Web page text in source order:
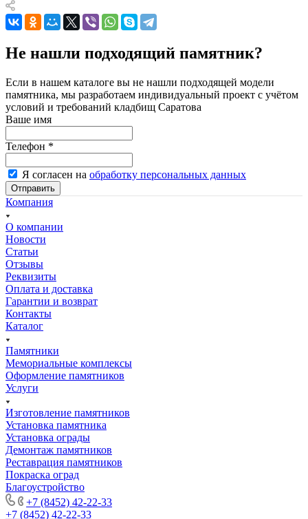
Не нашли подходящий памятник?
Если в нашем каталоге вы не нашли подходящей модели
памятника, мы разработаем индивидуальный проект с учётом
условий и требований кладбищ Саратова
Ваше имя
Телефон *
Я согласен на обработку персональных данных
Отправить
Компания
О компании
Новости
Статьи
Отзывы
Реквизиты
Оплата и доставка
Гарантии и возврат
Контакты
Каталог
Памятники
Мемориальные комплексы
Оформление памятников
Услуги
Изготовление памятников
Установка памятника
Установка ограды
Демонтаж памятников
Реставрация памятников
Покраска оград
Благоустройство
+7 (8452) 42-22-33
+7 (8452) 42-22-33